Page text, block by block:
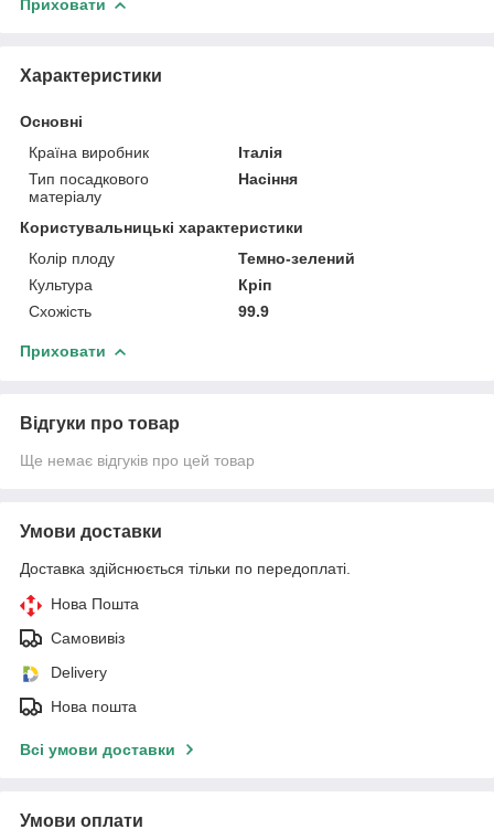
Приховати
Характеристики
Основні
Країна виробник
Італія
Тип посадкового
матеріалу
Насіння
Користувальницькі характеристики
Колір плоду
Темно-зелений
Культура
Кріп
Схожість
99.9
Приховати
Відгуки про товар
Ще немає відгуків про цей товар
Умови доставки
Доставка здійснюється тільки по передоплаті.
Нова Пошта
Самовивіз
Delivery
Нова пошта
Всі умови доставки
Умови оплати